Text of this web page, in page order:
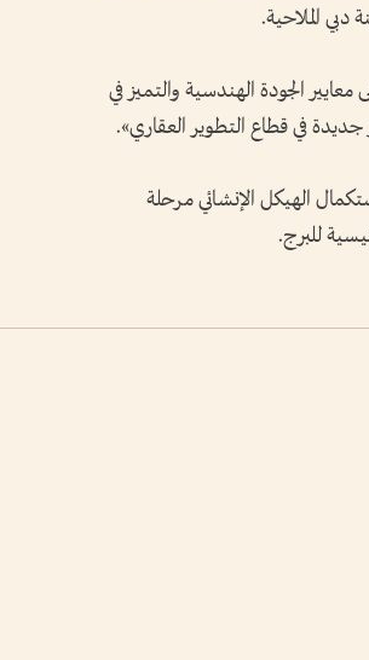
دبي الملاحية.
الجودة الهندسية والتميز في
جديدة في قطاع التطوير العقاري».
الهيكل الإنشائي مرحلة
للبرج.